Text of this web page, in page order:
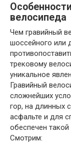
велосипеда
Чем гравийный
шоссейного или
трековому
уникальное
Гравийный
сложнейших
гор, на длинных
асфальте и для
обеспечен
Смотрим: